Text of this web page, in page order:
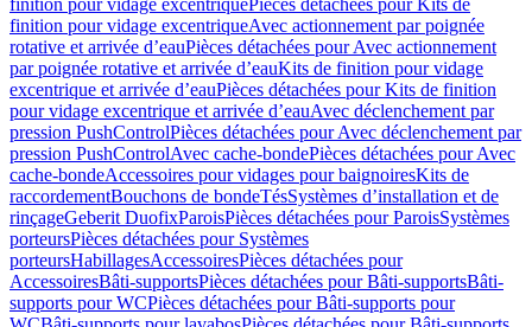
finition pour vidage excentriquePièces détachées pour Kits de
finition pour vidage excentriqueAvec actionnement par poignée
rotative et arrivée d’eauPièces détachées pour Avec actionnement
par poignée rotative et arrivée d’eauKits de finition pour vidage
excentrique et arrivée d’eauPièces détachées pour Kits de finition
pour vidage excentrique et arrivée d’eauAvec déclenchement par
pression PushControlPièces détachées pour Avec déclenchement par
pression PushControlAvec cache-bondePièces détachées pour Avec
cache-bondeAccessoires pour vidages pour baignoiresKits de
raccordementBouchons de bondeTésSystèmes d’installation et de
rinçageGeberit DuofixParoisPièces détachées pour ParoisSystèmes
porteursPièces détachées pour Systèmes
porteursHabillagesAccessoiresPièces détachées pour
AccessoiresBâti-supportsPièces détachées pour Bâti-supportsBâti-
supports pour WCPièces détachées pour Bâti-supports pour